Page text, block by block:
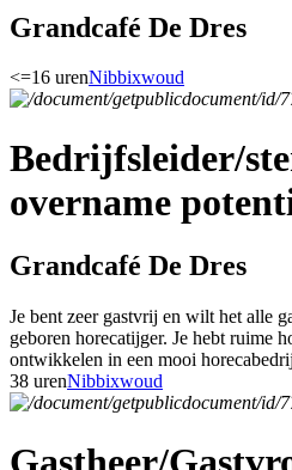
Grandcafé De Dres
<=16 urenNibbixwoud
Bedrijfsleider/
overname
Grandcafé De Dres
Je bent zeer gastvrij en wilt het alle
geboren horecatijger. Je hebt ruime
ontwikkelen in een mooi
38 urenNibbixwoud
Gastheer/